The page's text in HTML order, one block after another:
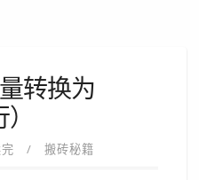
转换为
搬砖秘籍